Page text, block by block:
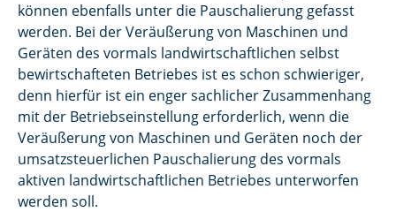
können ebenfalls unter die Pauschalierung gefasst
werden. Bei der Veräußerung von Maschinen und
Geräten des vormals landwirtschaftlichen selbst
bewirtschafteten Betriebes ist es schon schwieriger,
denn hierfür ist ein enger sachlicher Zusammenhang
mit der Betriebseinstellung erforderlich, wenn die
Veräußerung von Maschinen und Geräten noch der
umsatzsteuerlichen Pauschalierung des vormals
aktiven landwirtschaftlichen Betriebes unterworfen
werden soll.